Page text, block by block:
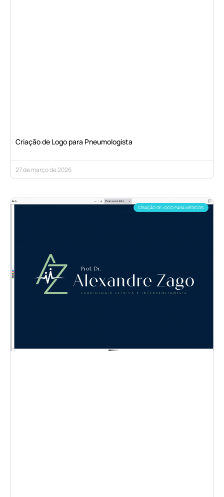
Criação de Logo para Pneumologista
27 de março de 2026
CRIAÇÃO DE LOGO PARA MÉDICOS